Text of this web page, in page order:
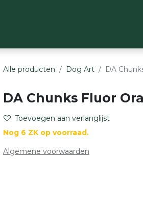
Alle producten Dog Art DA
DA Chunks Fluor
Toevoegen aan verlanglijst
Nog 6 ZK op voorraad.
Algemene voorwaarden